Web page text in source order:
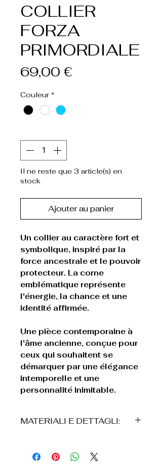
COLLIER
FORZA
PRIMORDIALE
69,00 €
Couleur *
Il ne reste que 3 article(s) en
stock
Ajouter au panier
Un collier au caractère fort et
symbolique, inspiré par la
force ancestrale et le pouvoir
protecteur. La corne
emblématique représente
l'énergie, la chance et une
identité affirmée.
Une pièce contemporaine à
l'âme ancienne, conçue pour
ceux qui souhaitent se
démarquer par une élégance
intemporelle et une
personnalité inimitable.
MATERIALI E DETTAGLI:
de corne en acrylique